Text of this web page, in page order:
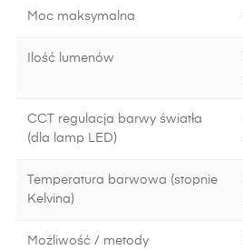
Moc maksymalna
Ilość lumenów
CCT regulacja barwy światła
(dla lamp LED)
Temperatura barwowa (stopnie
Kelvina)
Możliwość / metody